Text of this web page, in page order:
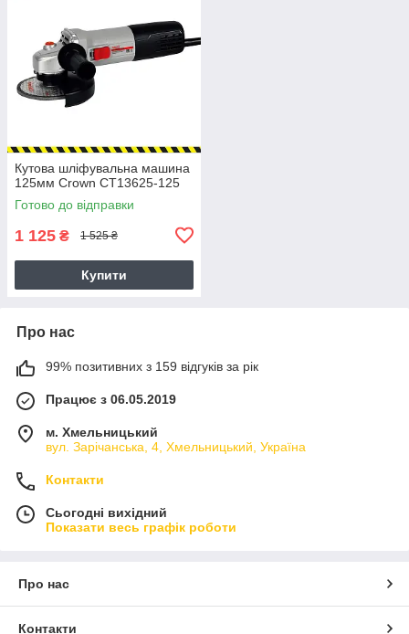
Кутова шліфувальна машина
125мм Crown CT13625-125
Готово до відправки
1 125 ₴ 1 525 ₴
Купити
Про нас
99% позитивних з 159 відгуків за рік
Працює з 06.05.2019
м. Хмельницький
вул. Зарічанська, 4, Хмельницький, Україна
Контакти
Сьогодні вихідний
Показати весь графік роботи
Про нас
Контакти